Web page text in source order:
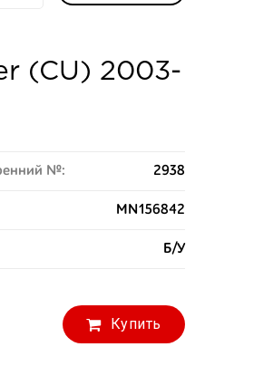
(CU) 2003-
№: 2938
MN156842
Б/У
Купить